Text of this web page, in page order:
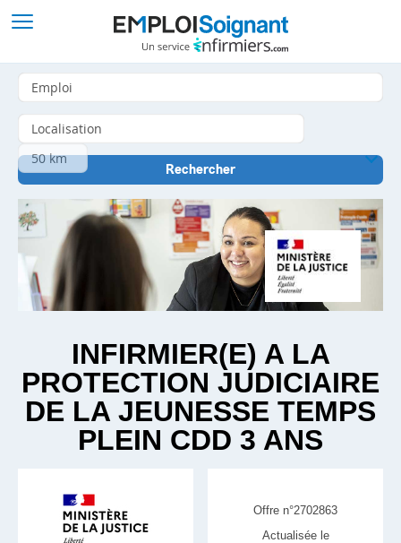
INFIRMIER(E) A LA
PROTECTION JUDICIAIRE
DE LA JEUNESSE TEMPS
PLEIN CDD 3 ANS
Offre n°2702863
Actualisée le